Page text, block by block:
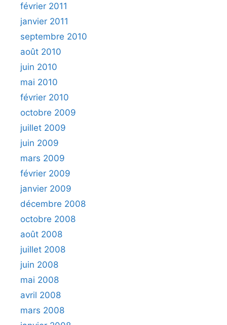
février 2011
janvier 2011
septembre 2010
août 2010
juin 2010
mai 2010
février 2010
octobre 2009
juillet 2009
juin 2009
mars 2009
février 2009
janvier 2009
décembre 2008
octobre 2008
août 2008
juillet 2008
juin 2008
mai 2008
avril 2008
mars 2008